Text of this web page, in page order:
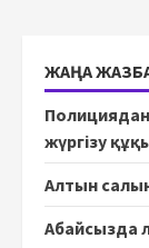
ЖАҢА
Полициядан
жүргізу
Алтын
Абайсызда